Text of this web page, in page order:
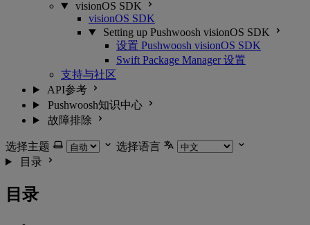
visionOS SDK
visionOS SDK
Setting up Pushwoosh visionOS SDK
设置 Pushwoosh visionOS SDK
Swift Package Manager 设置
支持与社区
API参考
Pushwoosh知识中心
故障排除
选择主题
选择语言
目录
目录